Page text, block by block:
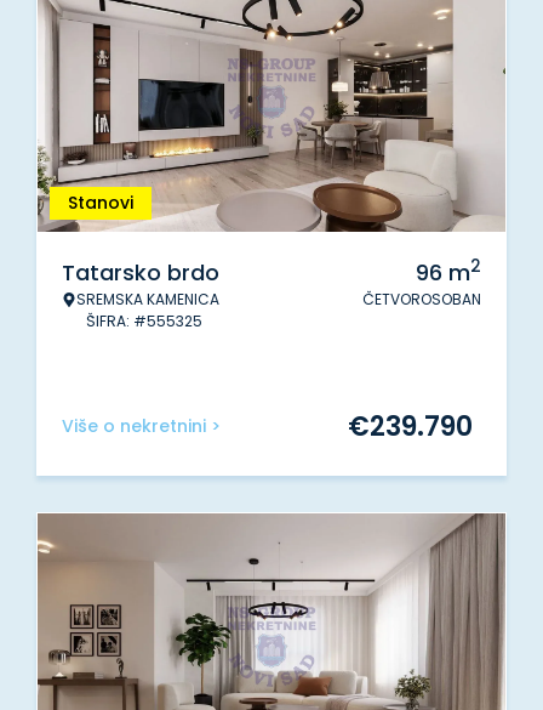
Stanovi
Tatarsko brdo
SREMSKA KAMENICA
ŠIFRA: #555325
96 m2
ČETVOROSOBAN
Više o nekretnini > €239.790